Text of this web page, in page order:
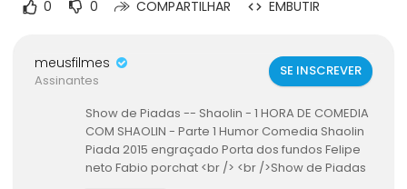
0 0 COMPARTILHAR EMBUTIR
meusfilmes
Assinantes
SE INSCREVER
Show de Piadas -- Shaolin - 1 HORA DE COMEDIA
COM SHAOLIN - Parte 1 Humor Comedia Shaolin
Piada 2015 engraçado Porta dos fundos Felipe
neto Fabio porchat <br /> <br />Show de Piadas